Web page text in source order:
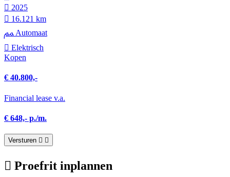
2025
16.121 km
Automaat
Elektrisch
Kopen
€ 40.800,-
Financial lease v.a.
€ 648,- p./m.
Versturen
Proefrit inplannen